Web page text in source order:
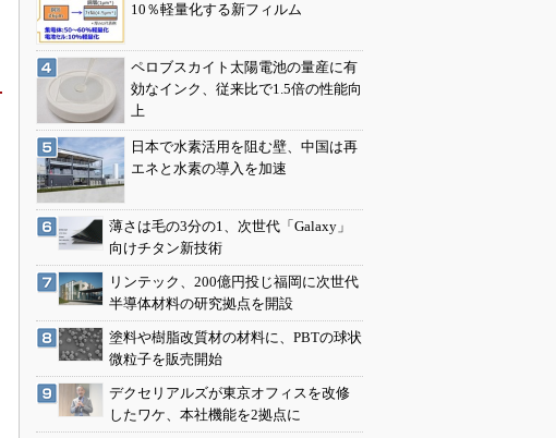
10％軽量化する新フィルム
ペロブスカイト太陽電池の量産に有
効なインク、従来比で1.5倍の性能向
上
日本で水素活用を阻む壁、中国は再
エネと水素の導入を加速
薄さは毛の3分の1、次世代「Galaxy」
向けチタン新技術
リンテック、200億円投じ福岡に次世代
半導体材料の研究拠点を開設
塗料や樹脂改質材の材料に、PBTの球状
微粒子を販売開始
デクセリアルズが東京オフィスを改修
したワケ、本社機能を2拠点に